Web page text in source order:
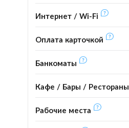
Интернет / Wi-Fi
Оплата карточкой
Банкоматы
Кафе / Бары / Рестораны
Рабочие места